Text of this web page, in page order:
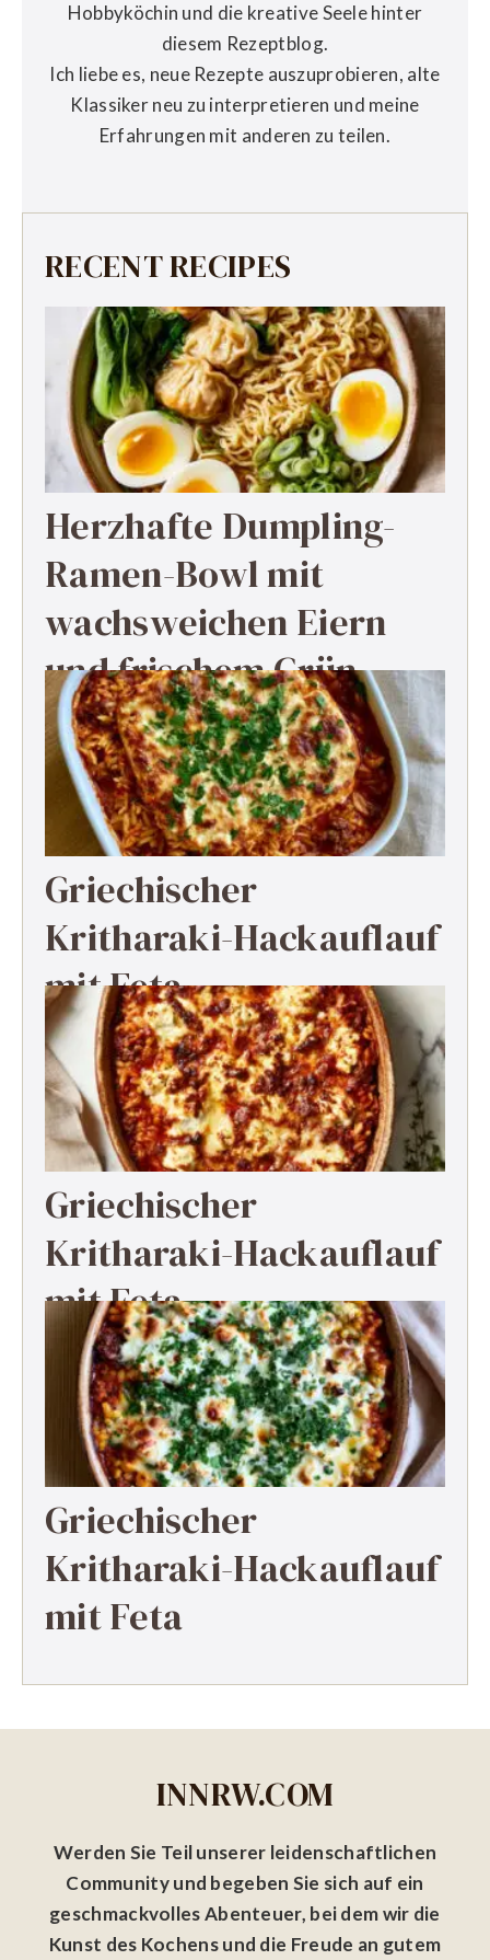
Hobbyköchin und die kreative Seele hinter
diesem Rezeptblog.
Ich liebe es, neue Rezepte auszuprobieren, alte
Klassiker neu zu interpretieren und meine
Erfahrungen mit anderen zu teilen.
RECENT RECIPES
Herzhafte Dumpling-
Ramen-Bowl mit
wachsweichen Eiern
und frischem Grün
Griechischer
Kritharaki-Hackauflauf
mit Feta
Griechischer
Kritharaki-Hackauflauf
mit Feta
Griechischer
Kritharaki-Hackauflauf
mit Feta
INNRW.COM
Werden Sie Teil unserer leidenschaftlichen
Community und begeben Sie sich auf ein
geschmackvolles Abenteuer, bei dem wir die
Kunst des Kochens und die Freude an gutem